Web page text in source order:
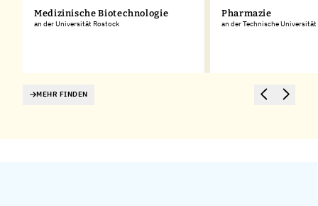
Medizinische Biotechnologie
an der Universität Rostock
Pharmazie
an der Technische
MEHR FINDEN